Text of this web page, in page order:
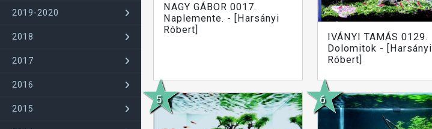
2019-2020
2018
2017
2016
2015
NAGY GÁBOR 0017.
Naplemente. - [Harsányi
Róbert]
IVÁNYI TAMÁS 0129.
Dolomitok - [Harsányi
Róbert]